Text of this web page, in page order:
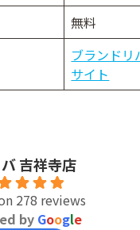
無料
ブランドリ
サイト
吉祥寺店
278 reviews
by Google